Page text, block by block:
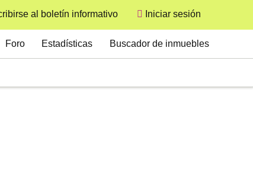
al boletín informativo
User
Iniciar sesión
Foro Estadísticas Buscador de inmuebles